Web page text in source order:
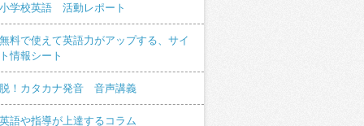
学校英語 活動レポート
料で使えて英語力がアップする、サイ
情報シート
！カタカナ発音 音声講義
語や指導が上達するコラム